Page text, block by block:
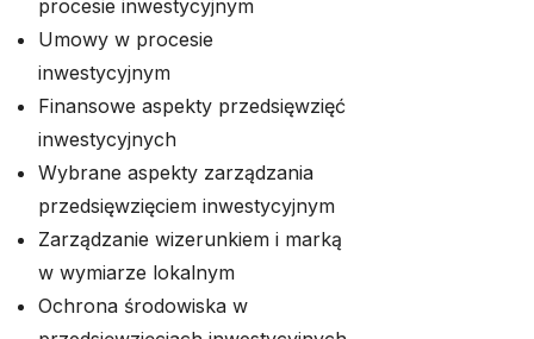
procesie inwestycyjnym
Umowy w procesie
inwestycyjnym
Finansowe aspekty przedsięwzięć
inwestycyjnych
Wybrane aspekty zarządzania
przedsięwzięciem inwestycyjnym
Zarządzanie wizerunkiem i marką
w wymiarze lokalnym
Ochrona środowiska w